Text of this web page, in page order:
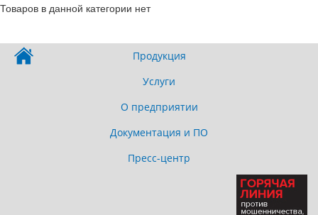
Товаров в данной категории нет
Продукция
Услуги
О предприятии
Документация и ПО
Пресс-центр